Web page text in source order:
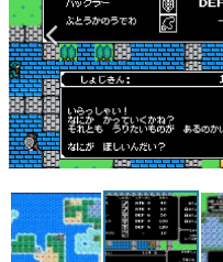
その他
電ファミニコゲーマーとは？
運営：株式会社マレ